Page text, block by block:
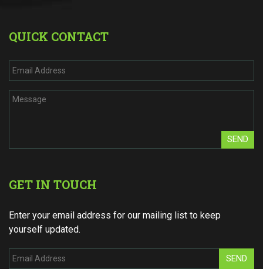
QUICK CONTACT
SEND
GET IN TOUCH
Enter your email address for our mailing list to keep
yourself updated.
SEND